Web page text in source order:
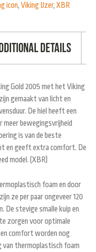
icon, Viking IJzer, XBR
Details
Gold 2005 met het Viking
gemaakt van licht en
De hiel heeft een
bewegingsvrijheid
is van de beste
en geeft extra comfort. De
model. (XBR)
foam en door
ze per paar ongeveer 120
De stevige smalle kuip en
zorgen voor optimale
comfort worden nog
van thermoplastisch foam